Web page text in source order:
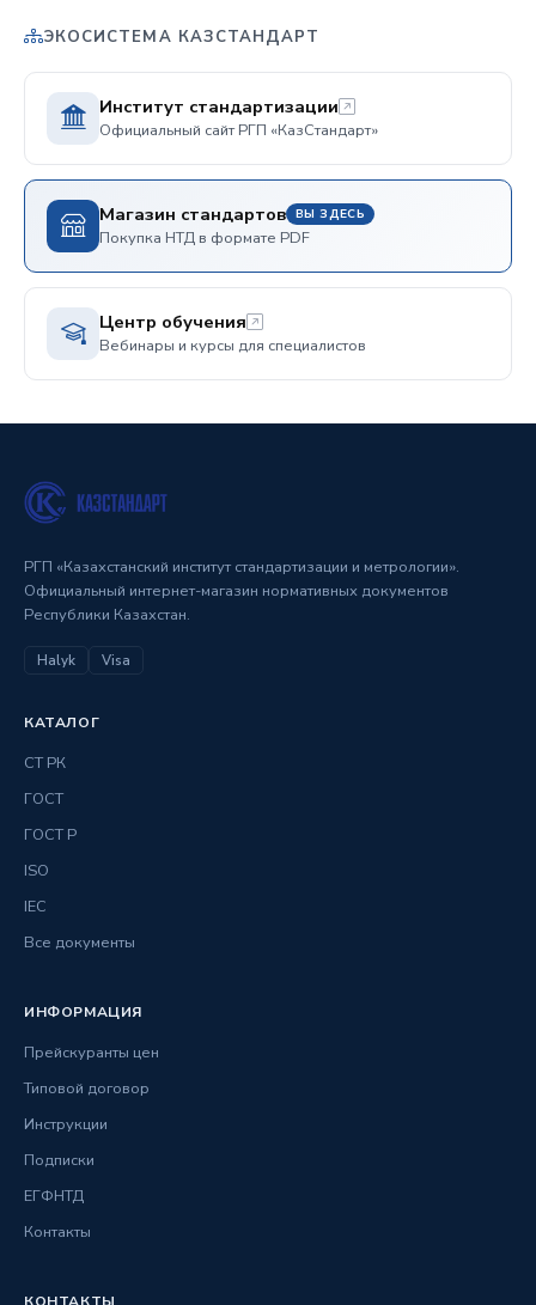
ЭКОСИСТЕМА КАЗСТАНДАРТ
Институт стандартизации
Официальный сайт РГП «КазСтандарт»
Магазин стандартов ВЫ ЗДЕСЬ
Покупка НТД в формате PDF
Центр обучения
Вебинары и курсы для специалистов
РГП «Казахстанский институт стандартизации и метрологии».
Официальный интернет-магазин нормативных документов
Республики Казахстан.
Halyk Visa
КАТАЛОГ
СТ РК
ГОСТ
ГОСТ Р
ISO
IEC
Все документы
ИНФОРМАЦИЯ
Прейскуранты цен
Типовой договор
Инструкции
Подписки
ЕГФНТД
Контакты
КОНТАКТЫ